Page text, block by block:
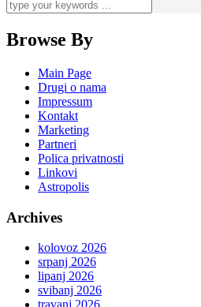
Browse By
Main Page
Drugi o nama
Impressum
Kontakt
Marketing
Partneri
Polica privatnosti
Linkovi
Astropolis
Archives
kolovoz 2026
srpanj 2026
lipanj 2026
svibanj 2026